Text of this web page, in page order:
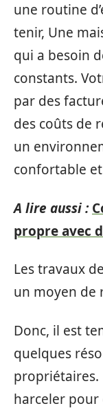
une routine
tenir, Une
qui a besoin
constants.
par des
des coûts de
un
confortable
A lire aussi :
propre avec
Les travaux
un moyen de
Donc, il est
quelques
propriétaires.
harceler pour